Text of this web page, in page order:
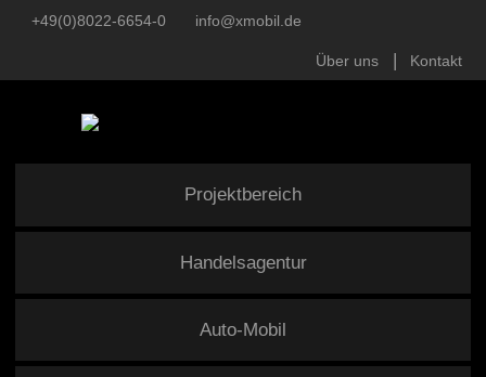
+49(0)8022-6654-0 info@xmobil.de
Über uns Kontakt
Projektbereich
Handelsagentur
Auto-Mobil